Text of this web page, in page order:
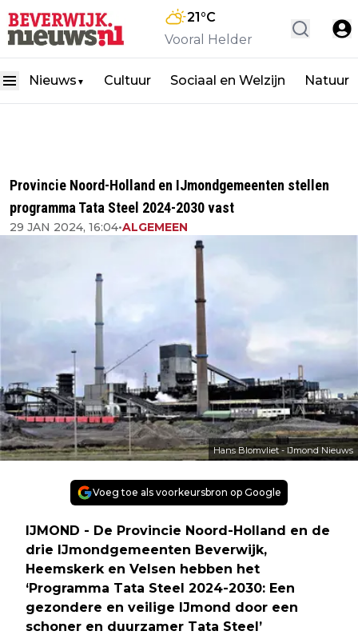
21°C
Vooral Helder
Nieuws ▼ Cultuur Sociaal en Welzijn Natuur
Provincie Noord-Holland en IJmondgemeenten stellen
programma Tata Steel 2024-2030 vast
29 JAN 2024, 16:04•ALGEMEEN
Hans Blomvliet - IJmond Nieuws
Voeg toe als voorkeursbron op Google
IJMOND - De Provincie Noord-Holland en de
drie IJmondgemeenten Beverwijk,
Heemskerk en Velsen hebben het
‘Programma Tata Steel 2024-2030: Een
gezondere en veilige IJmond door een
schoner en duurzamer Tata Steel’